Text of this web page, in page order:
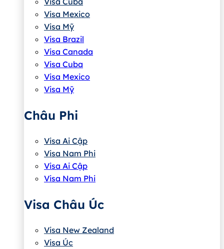
Visa Mexico
Visa Mỹ
Visa Brazil
Visa Canada
Visa Cuba
Visa Mexico
Visa Mỹ
Châu Phi
Visa Ai Cập
Visa Nam Phi
Visa Ai Cập
Visa Nam Phi
Visa Châu Úc
Visa New Zealand
Visa Úc